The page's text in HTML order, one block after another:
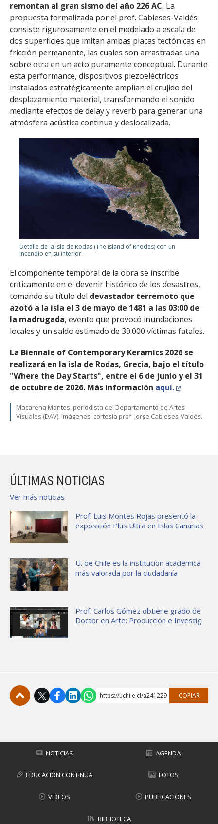
remontan al gran sismo del año 226 AC. La
propuesta formalizada por el prof. Cabieses-Valdés
consiste rigurosamente en el modelado a escala de
dos superficies que imitan ambas placas tectónicas en
fricción permanente, las cuales son arrastradas una
sobre otra en un acto puramente conceptual. Durante
esta performance, dispositivos piezoeléctricos
instalados estratégicamente amplían el crujido del
desplazamiento material, transformando el sonido
mediante efectos de delay y reverb para generar una
atmósfera acústica continua y deslocalizada.
Detalle de la Isla de Rodas (The island of Rhodes) con un
incendio en su interior.
El componente temporal de la obra se inscribe
críticamente en el devenir histórico de los desastres,
tomando su título del devastador terremoto que
azotó a la isla el 3 de mayo de 1481 a las 03:00 de
la madrugada, evento que provocó inundaciones
locales y un saldo estimado de 30.000 víctimas fatales.
La Biennale of Contemporary Keramics 2026 se
realizará en la isla de Rodas, Grecia, bajo el título
"Where the Day Starts", entre el 6 de junio y el 31
de octubre de 2026. Más información aquí.
Macarena Montes, periodista del Departamento de Artes
Visuales (DAV). Imágenes: cortesía prof. Jorge Cabieses-Valdés.
ÚLTIMAS NOTICIAS
Ver más noticias
Prof. Luis Montes Rojas presentó la
exposición Plus Ultra en Islas Canarias
U. de Chile es la institución académica
más valorada por la ciudadanía
Prof. Carlos Gómez obtiene grado de
Doctor en Arte: Producción e Investig.
https://uchile.cl/a241229 COPIAR
NOTICIAS AGENDA
EDUCACIÓN CONTINUA FOTOS
VIDEOS PUBLICACIONES
BIBLIOTECA